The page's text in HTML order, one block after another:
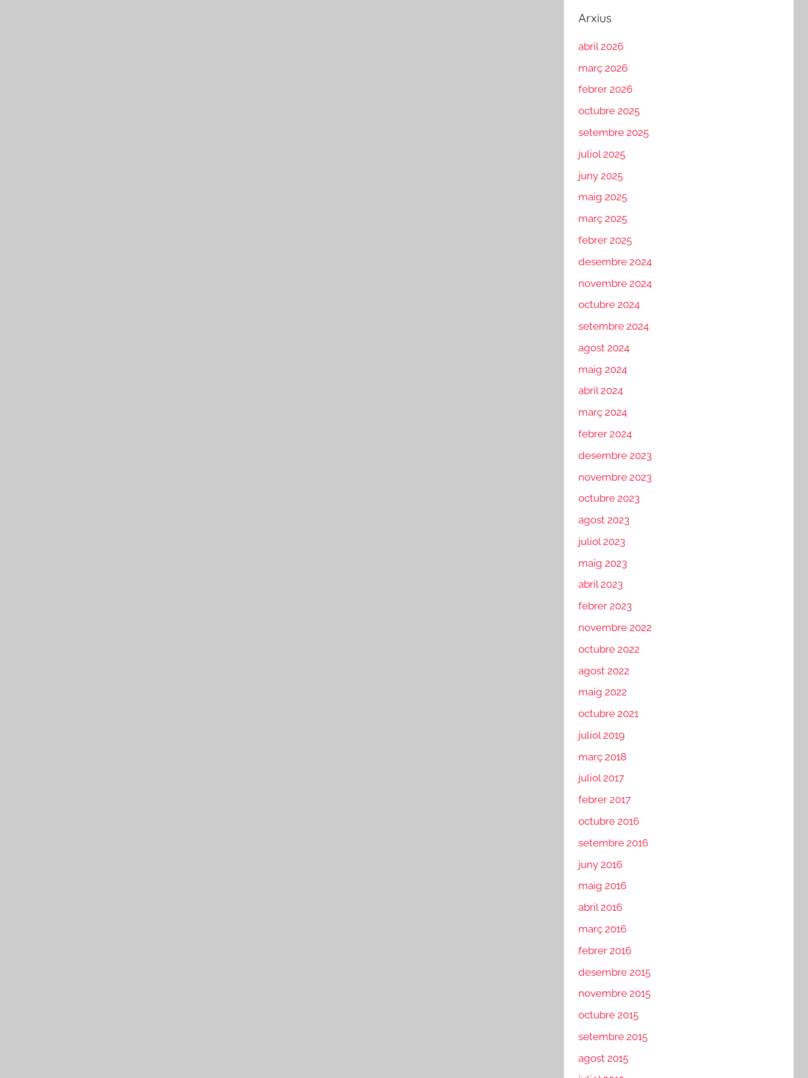
Arxius
abril 2026
març 2026
febrer 2026
octubre 2025
setembre 2025
juliol 2025
juny 2025
maig 2025
març 2025
febrer 2025
desembre 2024
novembre 2024
octubre 2024
setembre 2024
agost 2024
maig 2024
abril 2024
març 2024
febrer 2024
desembre 2023
novembre 2023
octubre 2023
agost 2023
juliol 2023
maig 2023
abril 2023
febrer 2023
novembre 2022
octubre 2022
agost 2022
maig 2022
octubre 2021
juliol 2019
març 2018
juliol 2017
febrer 2017
octubre 2016
setembre 2016
juny 2016
maig 2016
abril 2016
març 2016
febrer 2016
desembre 2015
novembre 2015
octubre 2015
setembre 2015
agost 2015